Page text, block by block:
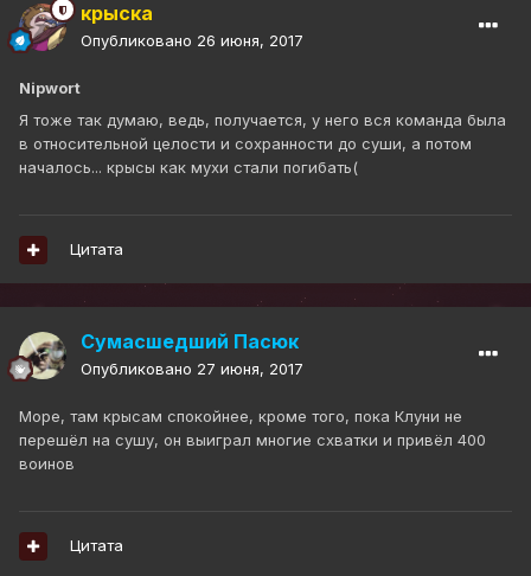
крыска
Опубликовано 26 июня, 2017
Nipwort
Я тоже так думаю, ведь, получается, у него вся команда была
в относительной целости и сохранности до суши, а потом
началось... крысы как мухи стали погибать(
Цитата
Сумасшедший Пасюк
Опубликовано 27 июня, 2017
Море, там крысам спокойнее, кроме того, пока Клуни не
перешёл на сушу, он выиграл многие схватки и привёл 400
воинов
Цитата